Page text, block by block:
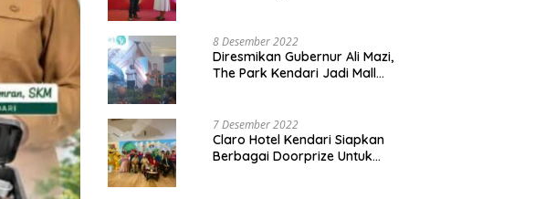
8 Desember 2022
Diresmikan Gubernur Ali Mazi,
The Park Kendari Jadi Mall
7 Desember 2022
Claro Hotel Kendari Siapkan
Berbagai Doorprize Untuk